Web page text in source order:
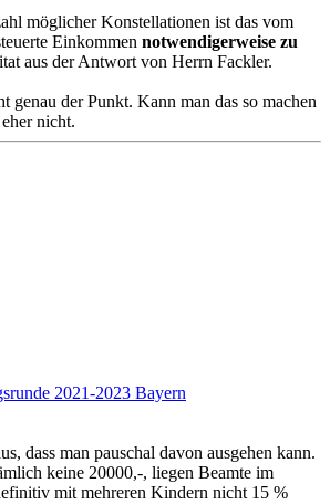
möglicher Konstellationen ist das vom
Einkommen notwendigerweise zu
aus der Antwort von Herrn Fackler.
genau der Punkt. Kann man das so machen
nicht.
2021-2023 Bayern
dass man pauschal davon ausgehen kann.
keine 20000,-, liegen Beamte im
mit mehreren Kindern nicht 15 %